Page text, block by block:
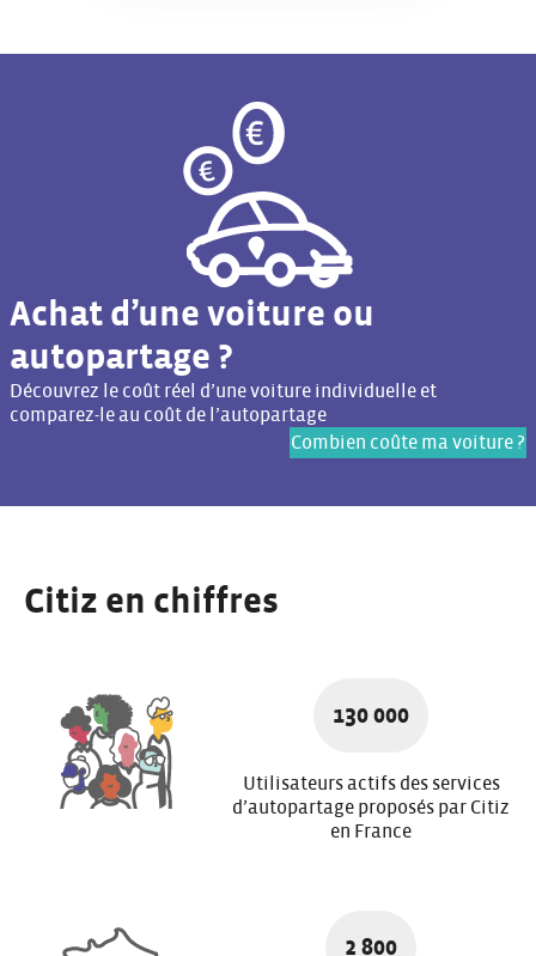
Achat d’une voiture ou
autopartage ?
Découvrez le coût réel d’une voiture individuelle et
comparez-le au coût de l’autopartage
Combien coûte ma voiture ?
Citiz en chiffres
130 000
Utilisateurs actifs des services
d’autopartage proposés par Citiz
en France
2 800